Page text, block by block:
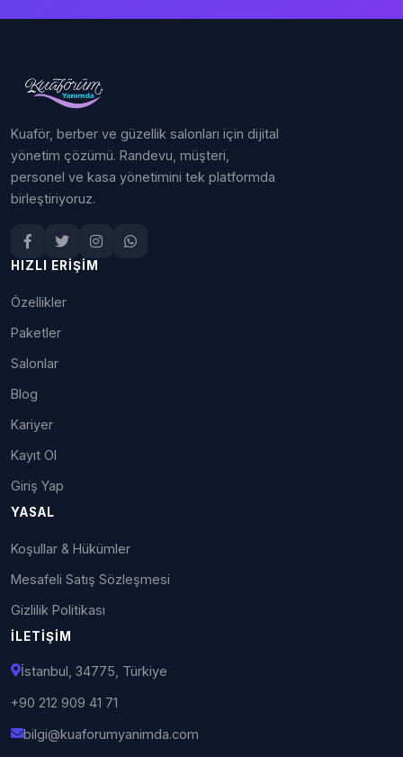
Kuaför, berber ve güzellik salonları için dijital
yönetim çözümü. Randevu, müşteri,
personel ve kasa yönetimini tek platformda
birleştiriyoruz.
HIZLI ERIŞIM
Özellikler
Paketler
Salonlar
Blog
Kariyer
Kayıt Ol
Giriş Yap
YASAL
Koşullar & Hükümler
Mesafeli Satış Sözleşmesi
Gizlilik Politikası
İLETIŞIM
İstanbul, 34775, Türkiye
+90 212 909 41 71
bilgi@kuaforumyanimda.com